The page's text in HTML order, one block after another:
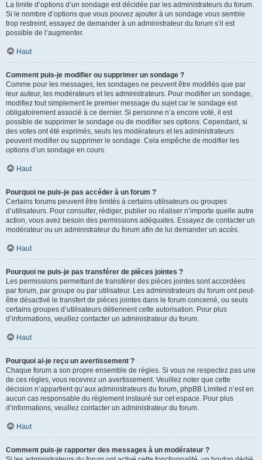
La limite d’options d’un sondage est décidée par les administrateurs du forum.
Si le nombre d’options que vous pouvez ajouter à un sondage vous semble
trop restreint, essayez de demander à un administrateur du forum s’il est
possible de l’augmenter.
Haut
Comment puis-je modifier ou supprimer un sondage ?
Comme pour les messages, les sondages ne peuvent être modifiés que par
leur auteur, les modérateurs et les administrateurs. Pour modifier un sondage,
modifiez tout simplement le premier message du sujet car le sondage est
obligatoirement associé à ce dernier. Si personne n’a encore voté, il est
possible de supprimer le sondage ou de modifier ses options. Cependant, si
des votes ont été exprimés, seuls les modérateurs et les administrateurs
peuvent modifier ou supprimer le sondage. Cela empêche de modifier les
options d’un sondage en cours.
Haut
Pourquoi ne puis-je pas accéder à un forum ?
Certains forums peuvent être limités à certains utilisateurs ou groupes
d’utilisateurs. Pour consulter, rédiger, publier ou réaliser n’importe quelle autre
action, vous avez besoin des permissions adéquates. Essayez de contacter un
modérateur ou un administrateur du forum afin de lui demander un accès.
Haut
Pourquoi ne puis-je pas transférer de pièces jointes ?
Les permissions permettant de transférer des pièces jointes sont accordées
par forum, par groupe ou par utilisateur. Les administrateurs du forum ont peut-
être désactivé le transfert de pièces jointes dans le forum concerné, ou seuls
certains groupes d’utilisateurs détiennent cette autorisation. Pour plus
d’informations, veuillez contacter un administrateur du forum.
Haut
Pourquoi ai-je reçu un avertissement ?
Chaque forum a son propre ensemble de règles. Si vous ne respectez pas une
de ces règles, vous recevrez un avertissement. Veuillez noter que cette
décision n’appartient qu’aux administrateurs du forum, phpBB Limited n’est en
aucun cas responsable du règlement instauré sur cet espace. Pour plus
d’informations, veuillez contacter un administrateur du forum.
Haut
Comment puis-je rapporter des messages à un modérateur ?